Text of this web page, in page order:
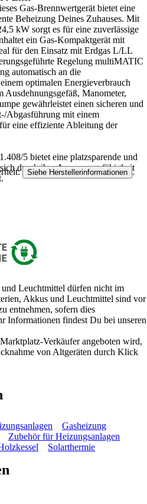
Gas-Brennwertgerät bietet eine
Beheizung Deines Zuhauses. Mit
kW sorgt es für eine zuverlässige
ein Gas-Kompaktgerät mit
für den Einsatz mit Erdgas L/LL
Regelung multiMATIC
automatisch an die
optimalen Energieverbrauch
Ausdehnungsgefäß, Manometer,
gewährleistet einen sicheren und
Abgasführung mit einem
eine effiziente Ableitung der
5 bietet eine platzsparende und
durch ihre Anpassungsfähigkeit
Siehe Herstellerinformationen .
Leuchtmittel dürfen nicht im
Akkus und Leuchtmittel sind vor
entnehmen, sofern dies
Informationen findest Du bei unseren
Verkäufer angeboten wird,
von Altgeräten durch Klick
Gasheizung
Zubehör für Heizungsanlagen
Solarthermie